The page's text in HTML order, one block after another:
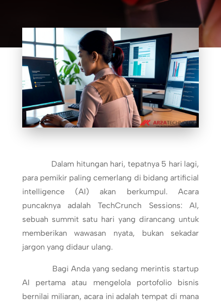
Dalam hitungan hari, tepatnya 5 hari lagi,
para pemikir paling cemerlang di bidang artificial
intelligence (AI) akan berkumpul. Acara
puncaknya adalah TechCrunch Sessions: AI,
sebuah summit satu hari yang dirancang untuk
memberikan wawasan nyata, bukan sekadar
jargon yang didaur ulang.
Bagi Anda yang sedang merintis startup
AI pertama atau mengelola portofolio bisnis
bernilai miliaran, acara ini adalah tempat di mana